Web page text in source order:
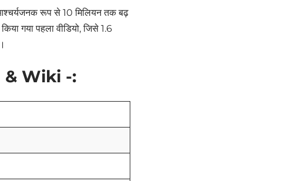
आश्चर्यजनक रूप से 10 मिलियन तक बढ़
गया पहला वीडियो, जिसे 1.6
& Wiki -: